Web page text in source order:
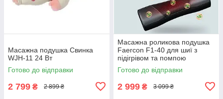
Масажна подушка Свинка
WJH-11 24 Вт
Готово до відправки
2 799 ₴ 2 899 ₴
Масажна роликова подушка
Faercon F1-40 для шиї з
підігрівом та помпою
(Чорний)
Готово до відправки
2 999 ₴ 3 099 ₴